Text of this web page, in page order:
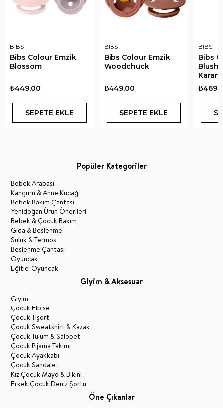
BIBS
Bibs Colour Emzik
Blossom
₺449,00
SEPETE EKLE
BIBS
Bibs Colour Emzik
Woodchuck
₺449,00
SEPETE EKLE
BIBS
Bibs
Blush
Popüler Kategoriler
Bebek Arabası
Kanguru & Anne Kucağı
Bebek Bakım Çantası
Yenidoğan Ürün Önerileri
Bebek & Çocuk Bakım
Gıda & Beslenme
Suluk & Termos
Beslenme Çantası
Oyuncak
Eğitici Oyuncak
Giyim & Aksesuar
Giyim
Çocuk Elbise
Çocuk Tişört
Çocuk Sweatshirt & Kazak
Çocuk Tulum & Salopet
Çocuk Pijama Takımı
Çocuk Ayakkabı
Çocuk Sandalet
Kız Çocuk Mayo & Bikini
Erkek Çocuk Deniz Şortu
Öne Çıkanlar